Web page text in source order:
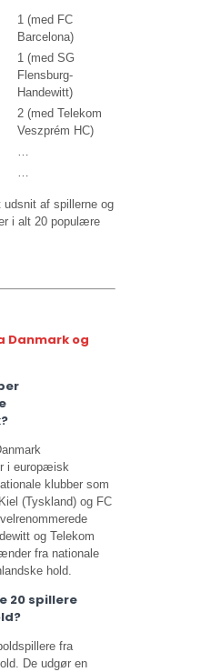
1 (med FC
Barcelona)
1 (med SG
Flensburg-
Handewitt)
2 (med Telekom
Veszprém HC)
af spillerne og
i alt 20 populære
Danmark og
i europæisk
klubber som
(Tyskland) og FC
og Telekom
fra nationale
hold.
20 spillere
fra
De udgør en